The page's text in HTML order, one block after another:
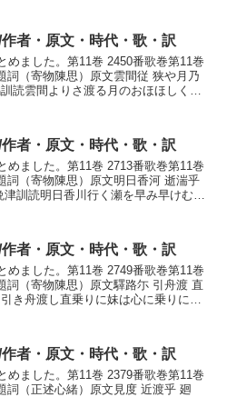
者・原文・時代・歌・訳
めました。第11巻 2450番歌巻第11巻
詞（寄物陳思）原文雲間従 狭や月乃
読雲間よりさ渡る月のおほほしく相
者・原文・時代・歌・訳
めました。第11巻 2713番歌巻第11巻
詞（寄物陳思）原文明日香河 逝湍乎
訓読明日香川行く瀬を早み早けむと
者・原文・時代・歌・訳
めました。第11巻 2749番歌巻第11巻
詞（寄物陳思）原文驛路尓 引舟渡 直
き舟渡し直乗りに妹は心に乗りにけ
者・原文・時代・歌・訳
めました。第11巻 2379番歌巻第11巻
詞（正述心緒）原文見度 近渡乎 廻